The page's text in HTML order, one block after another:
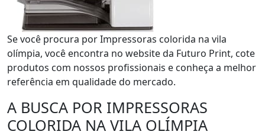
Se você procura por Impressoras colorida na vila
olímpia, você encontra no website da Futuro Print, cote
produtos com nossos profissionais e conheça a melhor
referência em qualidade do mercado.
A BUSCA POR IMPRESSORAS
COLORIDA NA VILA OLÍMPIA